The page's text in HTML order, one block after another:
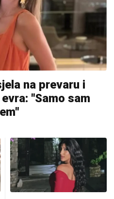
na prevaru i
"Samo sam